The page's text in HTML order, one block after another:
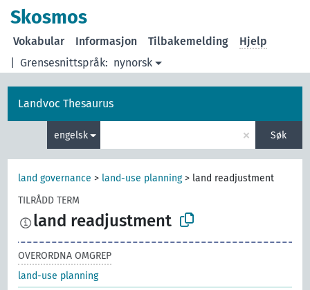
Skosmos
Grensesnittspråk: nynorsk
Vokabular Informasjon Tilbakemelding Hjelp
Landvoc Thesaurus
engelsk × Søk
land governance > land-use planning> land readjustment
TILRÅDD TERM
land readjustment
OVERORDNA OMGREP
land-use planning